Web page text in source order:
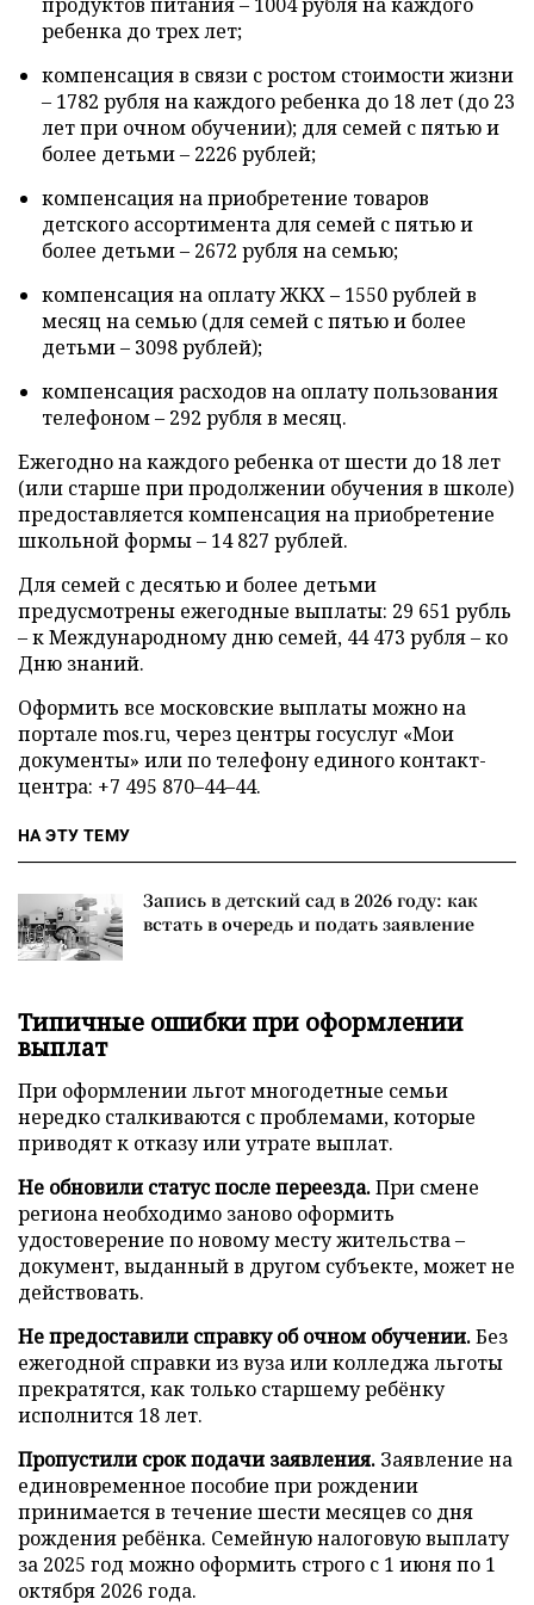
ребенка до трех лет;
компенсация в связи с ростом стоимости жизни
– 1782 рубля на каждого ребенка до 18 лет (до 23
лет при очном обучении); для семей с пятью и
более детьми – 2226 рублей;
компенсация на приобретение товаров
детского ассортимента для семей с пятью и
более детьми – 2672 рубля на семью;
компенсация на оплату ЖКХ – 1550 рублей в
месяц на семью (для семей с пятью и более
детьми – 3098 рублей);
компенсация расходов на оплату пользования
телефоном – 292 рубля в месяц.
Ежегодно на каждого ребенка от шести до 18 лет
(или старше при продолжении обучения в школе)
предоставляется компенсация на приобретение
школьной формы – 14 827 рублей.
Для семей с десятью и более детьми
предусмотрены ежегодные выплаты: 29 651 рубль
– к Международному дню семей, 44 473 рубля – ко
Дню знаний.
Оформить все московские выплаты можно на
портале mos.ru, через центры госуслуг «Мои
документы» или по телефону единого контакт-
центра: +7 495 870–44–44.
НА ЭТУ ТЕМУ
Запись в детский сад в 2026 году: как
встать в очередь и подать заявление
Типичные ошибки при оформлении
выплат
При оформлении льгот многодетные семьи
нередко сталкиваются с проблемами, которые
приводят к отказу или утрате выплат.
Не обновили статус после переезда.При смене
региона необходимо заново оформить
удостоверение по новому месту жительства –
документ, выданный в другом субъекте, может не
действовать.
Не предоставили справку об очном обучении.Без
ежегодной справки из вуза или колледжа льготы
прекратятся, как только старшему ребёнку
исполнится 18 лет.
Пропустили срок подачи заявления. Заявление на
единовременное пособие при рождении
принимается в течение шести месяцев со дня
рождения ребёнка. Семейную налоговую выплату
за 2025 год можно оформить строго с 1 июня по 1
октября 2026 года.